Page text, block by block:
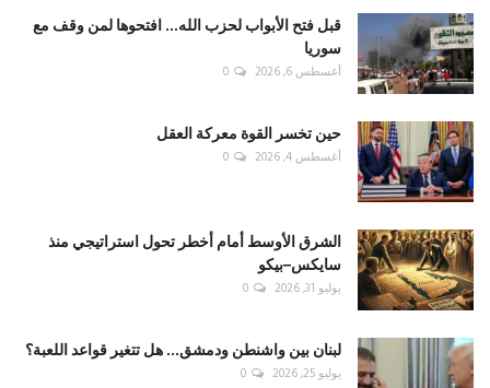
قبل فتح الأبواب لحزب الله... افتحوها لمن وقف مع
سوريا
أغسطس 6, 2026 0
حين تخسر القوة معركة العقل
أغسطس 4, 2026 0
الشرق الأوسط أمام أخطر تحول استراتيجي منذ
سايكس–بيكو
يوليو 31, 2026 0
لبنان بين واشنطن ودمشق... هل تتغير قواعد اللعبة؟
يوليو 25, 2026 0